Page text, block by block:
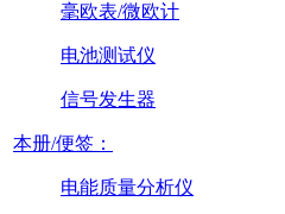
毫欧表/微欧计
电池测试仪
信号发生器
本册/便签：
电能质量分析仪